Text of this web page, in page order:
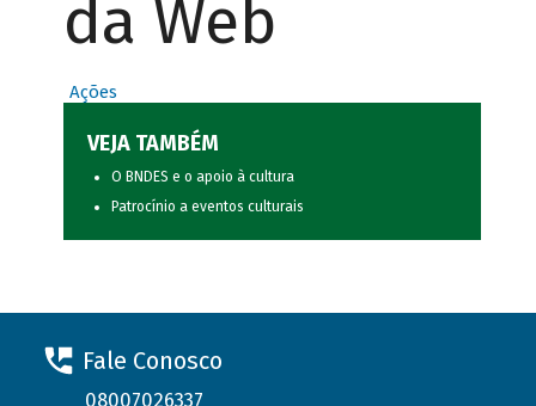
da Web
Ações
VEJA TAMBÉM
O BNDES e o apoio à cultura
Patrocínio a eventos culturais
Fale Conosco
08007026337